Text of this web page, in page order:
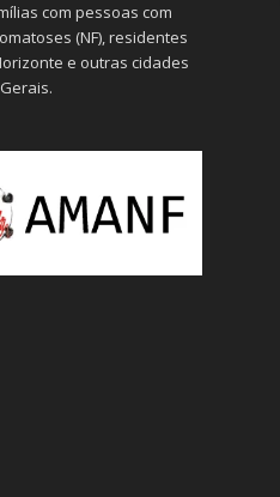
com pessoas com
(NF), residentes
e outras cidades